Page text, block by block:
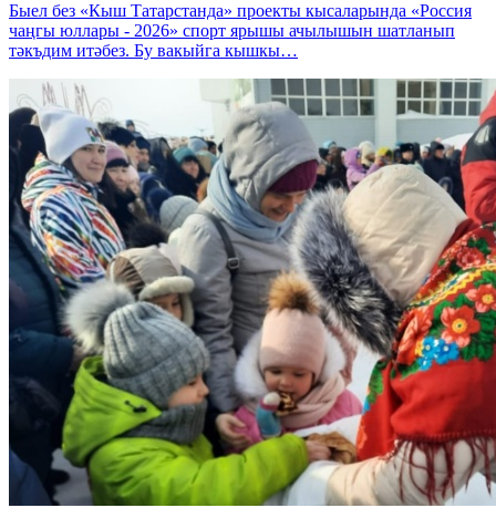
Быел без «Кыш Татарстанда» проекты кысаларында «Россия
чаңгы юллары - 2026» спорт ярышы ачылышын шатланып
тәкъдим итәбез. Бу вакыйга кышкы…